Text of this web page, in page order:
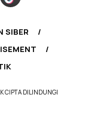
SIBER
CIPTA DILINDUNGI